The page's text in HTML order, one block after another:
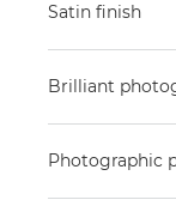
Satin finish
Brilliant
Photographic